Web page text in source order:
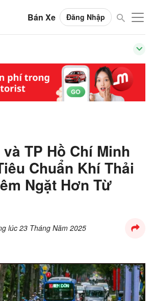
Bán Xe Đăng Nhập
TP Hồ Chí Minh
Chuẩn Khí Thải
Ngặt Hơn Từ
lúc 23 Tháng Năm 2025